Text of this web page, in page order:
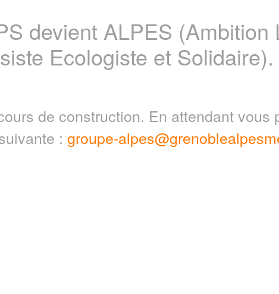
devient ALPES (Ambition
Ecologiste et Solidaire).
de construction. En attendant vous
: groupe-